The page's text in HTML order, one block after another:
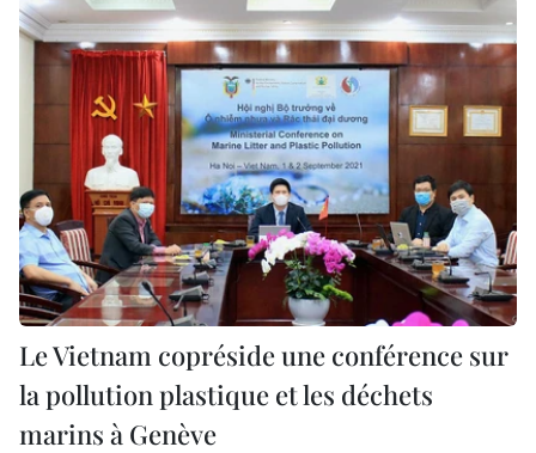
Le Vietnam copréside une conférence sur
la pollution plastique et les déchets
marins à Genève